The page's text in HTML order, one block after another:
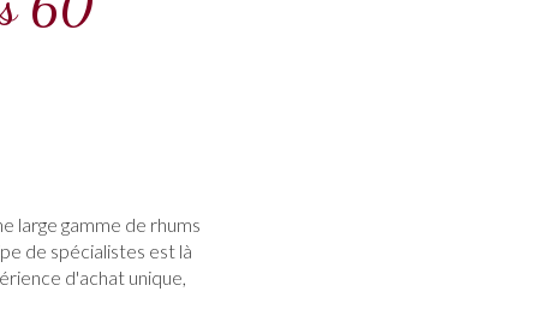
large gamme de rhums
de spécialistes est là
d'achat unique,